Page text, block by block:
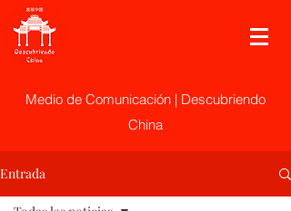
Medio de Comunicación | Descubriendo
China
Entrada